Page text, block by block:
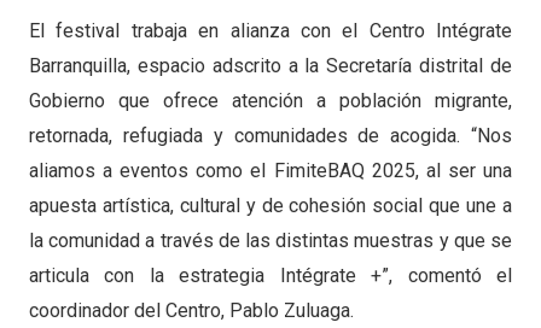
El festival trabaja en alianza con el Centro Intégrate
Barranquilla, espacio adscrito a la Secretaría distrital de
Gobierno que ofrece atención a población migrante,
retornada, refugiada y comunidades de acogida. “Nos
aliamos a eventos como el FimiteBAQ 2025, al ser una
apuesta artística, cultural y de cohesión social que une a
la comunidad a través de las distintas muestras y que se
articula con la estrategia Intégrate +”, comentó el
coordinador del Centro, Pablo Zuluaga.